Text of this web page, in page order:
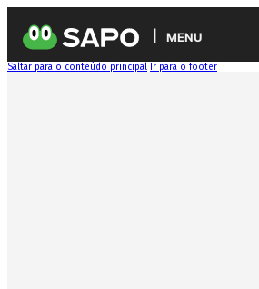
MENU
Saltar para o conteúdo principal Ir para o footer